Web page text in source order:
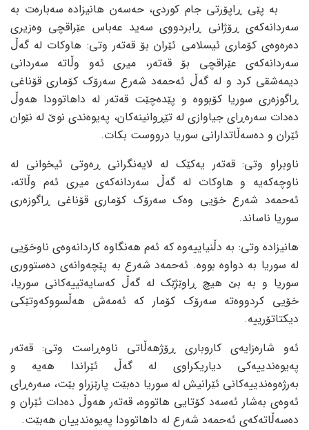
بە پێی ڕاپۆرتی جام کوردی، حەسەن هانیزادە سەبارەت بە
سەردانەکەی ڕۆژانی ڕابردووی سەید عەباس عێراقچی وەزیری
دەرەوەی کۆماری ئیسلامی ئێران بۆ قەتەر وتی: هاوکات لە گەڵ
سەردانەکەی عێراقچی بۆ قەتەر، میری ئەو وڵاتە سەردانی
دیمەشقی کرد و لە گەڵ ئەحمەد شەرع سەرۆک کۆماری قۆناغی
ڕاگوزەری سوریا کۆبووە و پێدەچێت قەتەر لە داهاتوودا هەوڵ
دەدات سەرەڕای جیاوازی لە تێڕوانینەکان، پەیوەندی نوێ لە نێوان
ئێران و دەسەڵاتدارانی سوریا درووست بکات.
ناوبراو وتی: قەتەر یەکێک لە لایەنگرانی ڕەوتی ئیخوانی لە
ناوچەکەیە و هاوکات لە گەڵ سەردانەکەی میری ئەم وڵاتە،
ئەحمەد شەرع خۆیی وەک سەرۆک کۆماری قۆناغی ڕاگوزەری
سوریا ناساند.
هانیزادە وتی: بە دڵنیاییەوە کە ئەم هەنگاوە کاردانەوەی ناوخۆیی
لە سوریا بە دواوە بووە. ئەحمەد شەرع بە پێچەوانەی دەستووری
سوریا و بە بێ هیچ ڕاوێژێک لە گەڵ کەسایەتییەکانی سوریا،
خۆیی کردووەتە سەرۆک کۆمار کە ئەمەش هەڵسووکەوتێکی
دیکتاتۆرییە.
ئەو شارەزایەی کاروباری ڕۆژهەڵاتی ناوەڕاست وتی: قەتەر
پەیوەندییەکی دیاریکراوی لە گەڵ ئێراندا هەیە و
بەرژەوەندییەکانی ئێرانیش لە سوریا دەبێت پارێزراو بێت، سەرەڕای
ئەوەی بەشار ئەسەد کۆتایی هاتووە، قەتەر هەوڵ دەدات ئێران و
دەسەڵاتەکەی ئەحمەد شەرع لە داهاتوودا پەیوەندییان هەبێت.